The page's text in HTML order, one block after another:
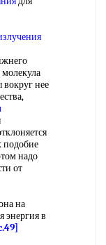
нее
подобие
надо
от
на
энергия в